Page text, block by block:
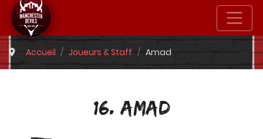
Accueil Joueurs & Staff Amad
16. AMAD